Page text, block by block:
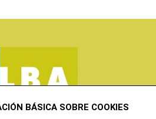
BÁSICA SOBRE COOKIES